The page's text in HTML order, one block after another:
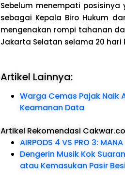
Sebelum menempati
sebagai Kepala Biro Hukum
mengenakan rompi tahanan
Jakarta Selatan selama 20 hari
Artikel Lainnya:
Warga Cemas Pajak Naik
Keamanan Data
Artikel Rekomendasi
AIRPODS 4 VS PRO 3: MANA
Dengerin Musik Kok
atau Kemasukan Pasir